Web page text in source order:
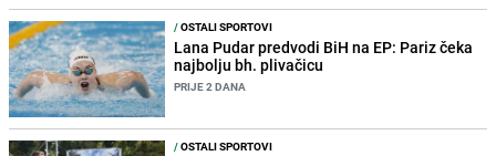
/OSTALI SPORTOVI
Lana Pudar predvodi BiH na EP: Pariz čeka
najbolju bh. plivačicu
PRIJE 2 DANA
/OSTALI SPORTOVI